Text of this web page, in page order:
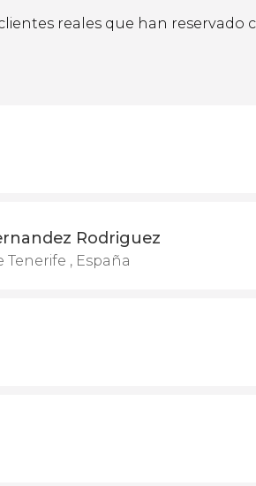
reales que han reservado
Rodriguez
Tenerife , España